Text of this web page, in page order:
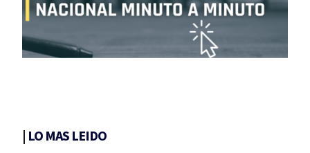
| LO MAS LEIDO